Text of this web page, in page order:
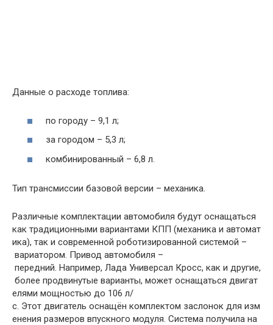
Данные о расходе топлива:
по городу – 9,1 л;
за городом – 5,3 л;
комбинированный – 6,8 л.
Тип трансмиссии базовой версии – механика.
Различные комплектации автомобиля будут оснащаться
как традиционными вариантами КПП (механика и автомат
ика), так и современной роботизированной системой –
вариатором. Привод автомобиля –
передний. Например, Лада Универсал Кросс, как и другие,
более продвинутые варианты, может оснащаться двигат
елями мощностью до 106 л/
с. Этот двигатель оснащён комплектом заслонок для изм
енения размеров впускного модуля. Система получила на